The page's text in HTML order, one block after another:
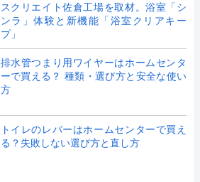
スクリエイト佐倉工場を取材。浴室「シ
ンラ」体験と新機能「浴室クリアキー
プ」
排水管つまり用ワイヤーはホームセンタ
ーで買える？ 種類・選び方と安全な使い
方
トイレのレバーはホームセンターで買え
る？失敗しない選び方と直し方